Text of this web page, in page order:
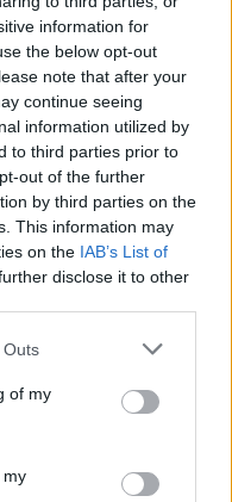
information for
the below opt-out
note that after your
continue seeing
information utilized by
to third parties prior to
out of the further
by third parties on the
This information may
on the IAB’s List of
disclose it to other
Outs
of my
my
Mantra
16 - 45%
11 - 31%
0 - 0%
0 - 0